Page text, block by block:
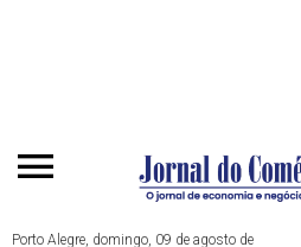
Porto Alegre, domingo, 09 de agosto de